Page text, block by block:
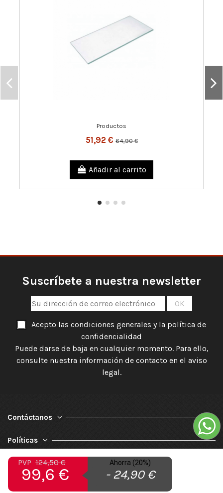
PVP124,50 €
99,6 €
Ahorra (20%)
- 24,90 €
Productos
51,92 €64,90 €
Añadir al carrito
Suscríbete a nuestra newsletter
Acepto las condiciones generales y la política de
confidencialidad
Puede darse de baja en cualquier momento. Para ello,
consulte nuestra información de contacto en el aviso
legal.
Contáctanos
Políticas
Nuestra Empresa